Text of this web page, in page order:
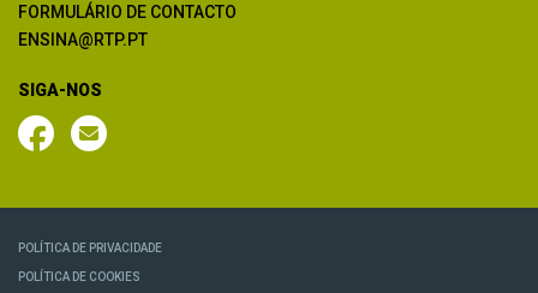
FORMULÁRIO DE CONTACTO
ENSINA@RTP.PT
SIGA-NOS
POLÍTICA DE PRIVACIDADE
POLÍTICA DE COOKIES